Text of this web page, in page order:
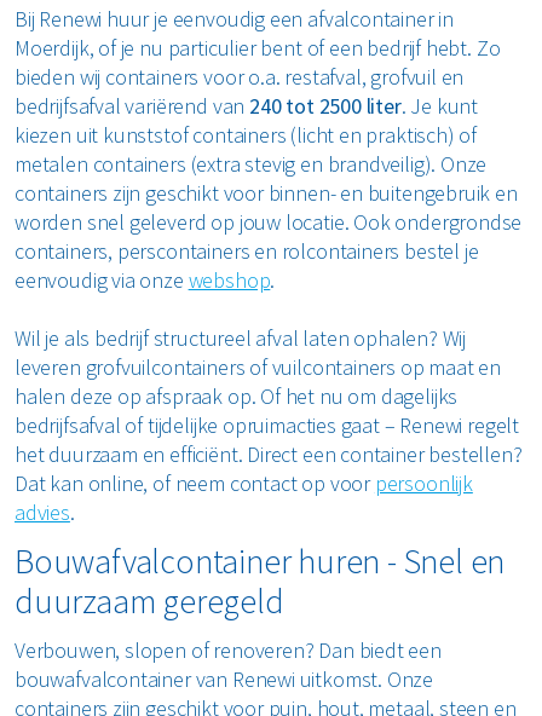
Bij Renewi huur je eenvoudig een afvalcontainer in
Moerdijk, of je nu particulier bent of een bedrijf hebt. Zo
bieden wij containers voor o.a. restafval, grofvuil en
bedrijfsafval variërend van 240 tot 2500 liter. Je kunt
kiezen uit kunststof containers (licht en praktisch) of
metalen containers (extra stevig en brandveilig). Onze
containers zijn geschikt voor binnen- en buitengebruik en
worden snel geleverd op jouw locatie. Ook ondergrondse
containers, perscontainers en rolcontainers bestel je
eenvoudig via onze webshop.
Wil je als bedrijf structureel afval laten ophalen? Wij
leveren grofvuilcontainers of vuilcontainers op maat en
halen deze op afspraak op. Of het nu om dagelijks
bedrijfsafval of tijdelijke opruimacties gaat – Renewi regelt
het duurzaam en efficiënt. Direct een container bestellen?
Dat kan online, of neem contact op voor persoonlijk
advies.
Bouwafvalcontainer huren - Snel en
duurzaam geregeld
Verbouwen, slopen of renoveren? Dan biedt een
bouwafvalcontainer van Renewi uitkomst. Onze
containers zijn geschikt voor puin, hout, metaal, steen en